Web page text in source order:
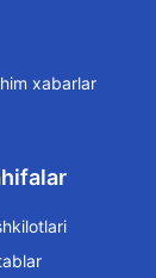
xabarlar